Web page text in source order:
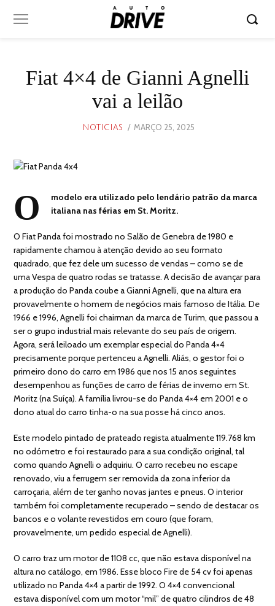
Fiat 4×4 de Gianni Agnelli
vai a leilão
NOTICIAS
POSTED
MARÇO 25, 2025
O
modelo era utilizado pelo lendário patrão da marca
italiana nas férias em St. Moritz.
O Fiat Panda foi mostrado no Salão de Genebra de 1980 e
rapidamente chamou à atenção devido ao seu formato
quadrado, que fez dele um sucesso de vendas – como se de
uma Vespa de quatro rodas se tratasse. A decisão de avançar para
a produção do Panda coube a Gianni Agnelli, que na altura era
provavelmente o homem de negócios mais famoso de Itália. De
1966 e 1996, Agnelli foi chairman da marca de Turim, que passou a
ser o grupo industrial mais relevante do seu país de origem.
Agora, será leiloado um exemplar especial do Panda 4×4
precisamente porque pertenceu a Agnelli. Aliás, o gestor foi o
primeiro dono do carro em 1986 que nos 15 anos seguintes
desempenhou as funções de carro de férias de inverno em St.
Moritz (na Suíça). A família livrou-se do Panda 4×4 em 2001 e o
dono atual do carro tinha-o na sua posse há cinco anos.
Este modelo pintado de prateado regista atualmente 119.768 km
no odómetro e foi restaurado para a sua condição original, tal
como quando Agnelli o adquiriu. O carro recebeu no escape
renovado, viu a ferrugem ser removida da zona inferior da
carroçaria, além de ter ganho novas jantes e pneus. O interior
também foi completamente recuperado – sendo de destacar os
bancos e o volante revestidos em couro (que foram,
provavelmente, um pedido especial de Agnelli).
O carro traz um motor de 1108 cc, que não estava disponível na
altura no catálogo, em 1986. Esse bloco Fire de 54 cv foi apenas
utilizado no Panda 4×4 a partir de 1992. O 4×4 convencional
estava disponível com um motor “mil” de quatro cilindros de 48